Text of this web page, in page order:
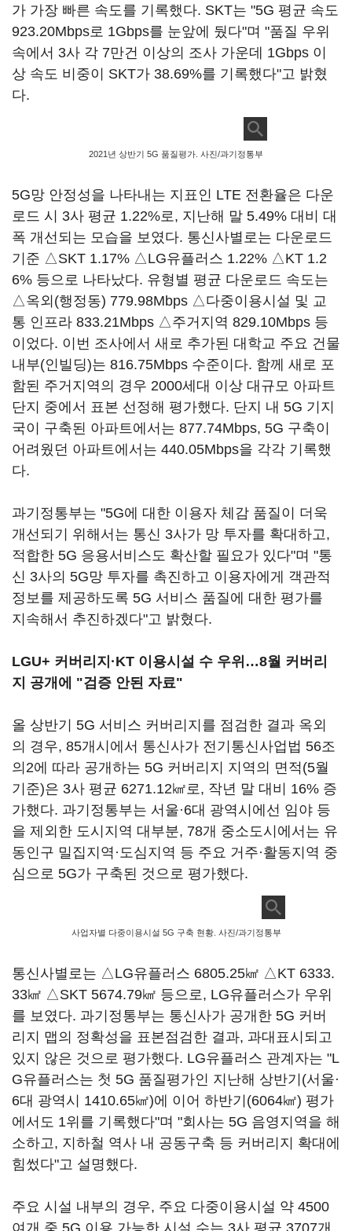
가 가장 빠른 속도를 기록했다. SKT는 "5G 평균 속도
923.20Mbps로 1Gbps를 눈앞에 뒀다"며 "품질 우위
속에서 3사 각 7만건 이상의 조사 가운데 1Gbps 이
상 속도 비중이 SKT가 38.69%를 기록했다"고 밝혔
다.
2021년 상반기 5G 품질평가. 사진/과기정통부
5G망 안정성을 나타내는 지표인 LTE 전환율은 다운
로드 시 3사 평균 1.22%로, 지난해 말 5.49% 대비 대
폭 개선되는 모습을 보였다. 통신사별로는 다운로드
기준 △SKT 1.17% △LG유플러스 1.22% △KT 1.2
6% 등으로 나타났다. 유형별 평균 다운로드 속도는
△옥외(행정동) 779.98Mbps △다중이용시설 및 교
통 인프라 833.21Mbps △주거지역 829.10Mbps 등
이었다. 이번 조사에서 새로 추가된 대학교 주요 건물
내부(인빌딩)는 816.75Mbps 수준이다. 함께 새로 포
함된 주거지역의 경우 2000세대 이상 대규모 아파트
단지 중에서 표본 선정해 평가했다. 단지 내 5G 기지
국이 구축된 아파트에서는 877.74Mbps, 5G 구축이
어려웠던 아파트에서는 440.05Mbps을 각각 기록했
다.
과기정통부는 "5G에 대한 이용자 체감 품질이 더욱
개선되기 위해서는 통신 3사가 망 투자를 확대하고,
적합한 5G 응용서비스도 확산할 필요가 있다"며 "통
신 3사의 5G망 투자를 촉진하고 이용자에게 객관적
정보를 제공하도록 5G 서비스 품질에 대한 평가를
지속해서 추진하겠다"고 밝혔다.
LGU+ 커버리지·KT 이용시설 수 우위…8월 커버리
지 공개에 "검증 안된 자료"
올 상반기 5G 서비스 커버리지를 점검한 결과 옥외
의 경우, 85개시에서 통신사가 전기통신사업법 56조
의2에 따라 공개하는 5G 커버리지 지역의 면적(5월
기준)은 3사 평균 6271.12㎢로, 작년 말 대비 16% 증
가했다. 과기정통부는 서울·6대 광역시에선 임야 등
을 제외한 도시지역 대부분, 78개 중소도시에서는 유
동인구 밀집지역·도심지역 등 주요 거주·활동지역 중
심으로 5G가 구축된 것으로 평가했다.
사업자별 다중이용시설 5G 구축 현황. 사진/과기정통부
통신사별로는 △LG유플러스 6805.25㎢ △KT 6333.
33㎢ △SKT 5674.79㎢ 등으로, LG유플러스가 우위
를 보였다. 과기정통부는 통신사가 공개한 5G 커버
리지 맵의 정확성을 표본점검한 결과, 과대표시되고
있지 않은 것으로 평가했다. LG유플러스 관계자는 "L
G유플러스는 첫 5G 품질평가인 지난해 상반기(서울·
6대 광역시 1410.65㎢)에 이어 하반기(6064㎢) 평가
에서도 1위를 기록했다"며 "회사는 5G 음영지역을 해
소하고, 지하철 역사 내 공동구축 등 커버리지 확대에
힘썼다"고 설명했다.
주요 시설 내부의 경우, 주요 다중이용시설 약 4500
여개 중 5G 이용 가능한 시설 수는 3사 평균 3707개